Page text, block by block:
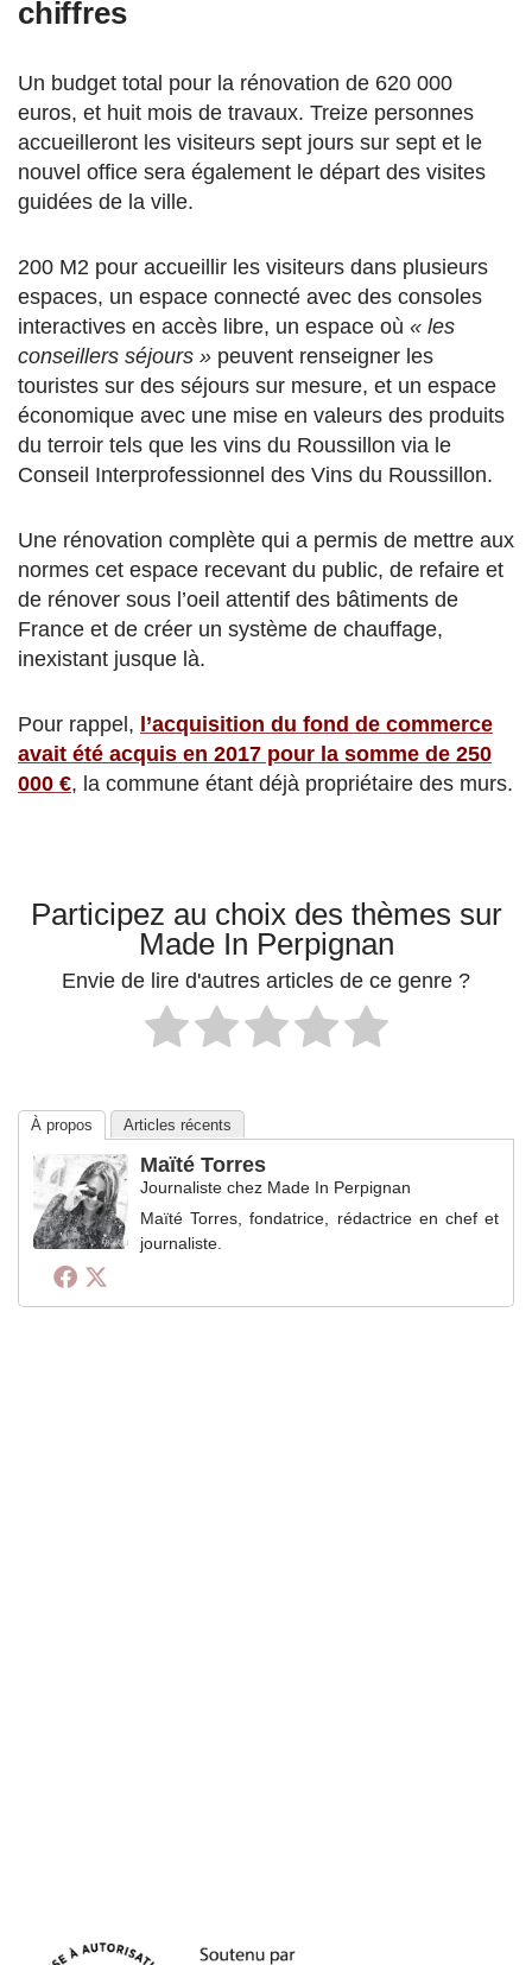
chiffres
Un budget total pour la rénovation de 620 000
euros, et huit mois de travaux. Treize personnes
accueilleront les visiteurs sept jours sur sept et le
nouvel office sera également le départ des visites
guidées de la ville.
200 M2 pour accueillir les visiteurs dans plusieurs
espaces, un espace connecté avec des consoles
interactives en accès libre, un espace où « les
conseillers séjours » peuvent renseigner les
touristes sur des séjours sur mesure, et un espace
économique avec une mise en valeurs des produits
du terroir tels que les vins du Roussillon via le
Conseil Interprofessionnel des Vins du Roussillon.
Une rénovation complète qui a permis de mettre aux
normes cet espace recevant du public, de refaire et
de rénover sous l’oeil attentif des bâtiments de
France et de créer un système de chauffage,
inexistant jusque là.
Pour rappel, l’acquisition du fond de commerce
avait été acquis en 2017 pour la somme de 250
000 €, la commune étant déjà propriétaire des murs.
Participez au choix des thèmes sur
Made In Perpignan
Envie de lire d'autres articles de ce genre ?
À propos Articles récents
Maïté Torres
Journaliste chez Made In Perpignan
Maïté Torres, fondatrice, rédactrice en chef et
journaliste.